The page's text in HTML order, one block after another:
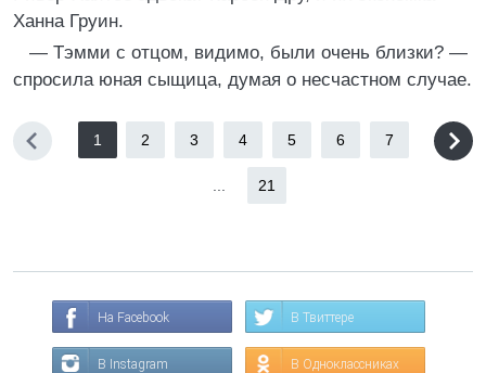
Ханна Груин.
— Тэмми с отцом, видимо, были очень близки? —
спросила юная сыщица, думая о несчастном случае.
1 2 3 4 5 6 7
21
На Facebook В Твиттере
В Instagram В Одноклассниках